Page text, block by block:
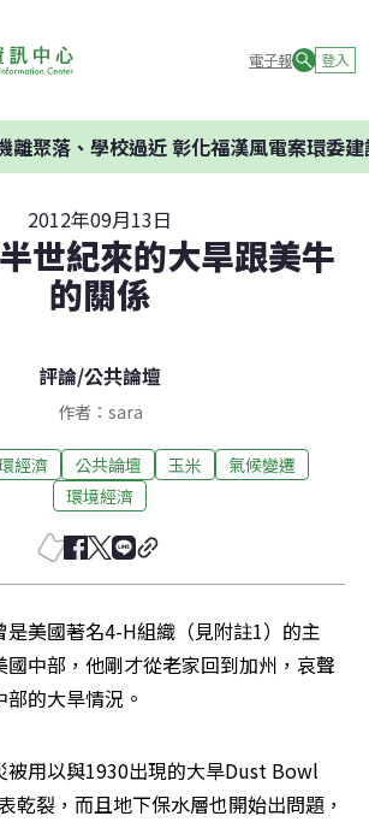
電子報 登入
落、學校過近 彰化福漢風電案環委建議
2012年09月13日
世紀來的大旱跟美牛
的關係
評論/公共論壇
作者：sara
經濟 公共論壇 玉米
氣候變遷
環境經濟
是美國著名4-H組織（見附註1）的主
中部，他剛才從老家回到加州，哀聲
的大旱情況。
被用以與1930出現的大旱Dust Bowl
乾裂，而且地下保水層也開始出問題，